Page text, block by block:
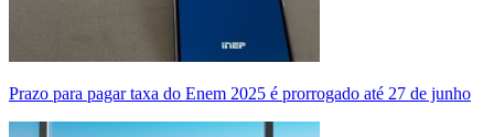
Prazo para pagar taxa do Enem 2025 é prorrogado até 27 de junho